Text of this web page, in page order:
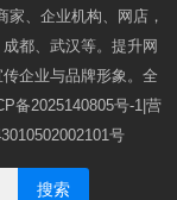
家、企业机构、网店，
都、武汉等。提升网
企业与品牌形象。全
备2025140805号-1 |营
号
搜索